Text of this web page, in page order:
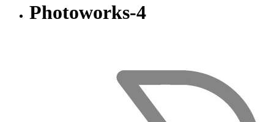
Photoworks-4